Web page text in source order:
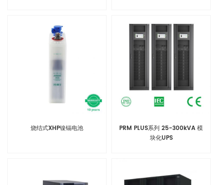
烧结式XHP镍镉电池
PRM PLUS系列 25-300kVA 模
块化UPS